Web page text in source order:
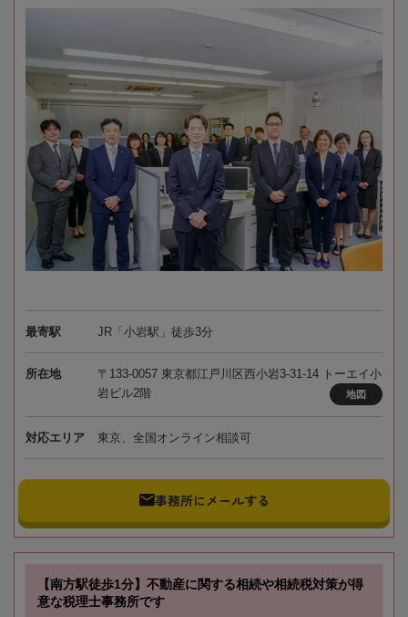
最寄駅 JR「小岩駅」徒歩3分
所在地
〒133-0057 東京都江戸川区西小岩3-31-14 トーエイ小
岩ビル2階
地図
対応エリア 東京、全国オンライン相談可
事務所にメールする
【南方駅徒歩1分】不動産に関する相続や相続税対策が得
意な税理士事務所です